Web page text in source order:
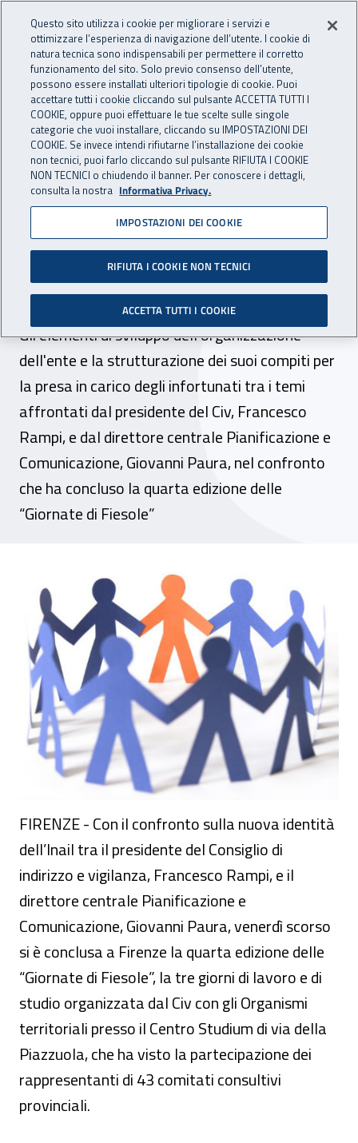
INAIL - Istituto Nazionale
Apri cerca
Navigazione principale
Navigazione - Ti trovi in:
Home Inail comunica News
12 settembre 2017
La persona al centro delle
attività istituzionali del
“nuovo Inail”
Gli elementi di sviluppo dell’organizzazione
dell'ente e la strutturazione dei suoi compiti per
la presa in carico degli infortunati tra i temi
affrontati dal presidente del Civ, Francesco
Rampi, e dal direttore centrale Pianificazione e
Comunicazione, Giovanni Paura, nel confronto
che ha concluso la quarta edizione delle
“Giornate di Fiesole”
La persona al centro delle attività
FIRENZE - Con il confronto sulla nuova identità
dell’Inail tra il presidente del Consiglio di
indirizzo e vigilanza, Francesco Rampi, e il
direttore centrale Pianificazione e
Comunicazione, Giovanni Paura, venerdì scorso
si è conclusa a Firenze la quarta edizione delle
“Giornate di Fiesole”, la tre giorni di lavoro e di
studio organizzata dal Civ con gli Organismi
territoriali presso il Centro Studium di via della
Piazzuola, che ha visto la partecipazione dei
rappresentanti di 43 comitati consultivi
provinciali.
Questo sito utilizza i cookie per migliorare i servizi e
ottimizzare l’esperienza di navigazione dell’utente. I cookie di
natura tecnica sono indispensabili per permettere il corretto
funzionamento del sito. Solo previo consenso dell’utente,
possono essere installati ulteriori tipologie di cookie. Puoi
accettare tutti i cookie cliccando sul pulsante ACCETTA TUTTI I
COOKIE, oppure puoi effettuare le tue scelte sulle singole
categorie che vuoi installare, cliccando su IMPOSTAZIONI DEI
COOKIE. Se invece intendi rifiutarne l’installazione dei cookie
non tecnici, puoi farlo cliccando sul pulsante RIFIUTA I COOKIE
NON TECNICI o chiudendo il banner. Per conoscere i dettagli,
consulta la nostra Informativa Privacy.
IMPOSTAZIONI DEI COOKIE
RIFIUTA I COOKIE NON TECNICI
ACCETTA TUTTI I COOKIE